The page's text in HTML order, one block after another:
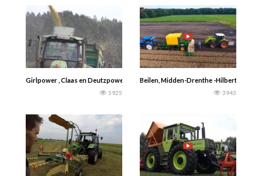
Girlpower , Claas en Deutzpower bij de Maisoogst 2016 (sound)
5925
Beilen, Midden-Drenthe -Hilberts
3943